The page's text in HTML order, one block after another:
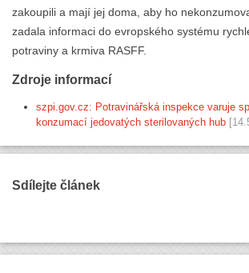
zakoupili a mají jej doma, aby ho
zadala informaci do evropského systému
potraviny a krmiva RASFF.
Zdroje informací
szpi.gov.cz: Potravinářská inspekce varuje
konzumací jedovatých sterilovaných hub
Sdílejte článek